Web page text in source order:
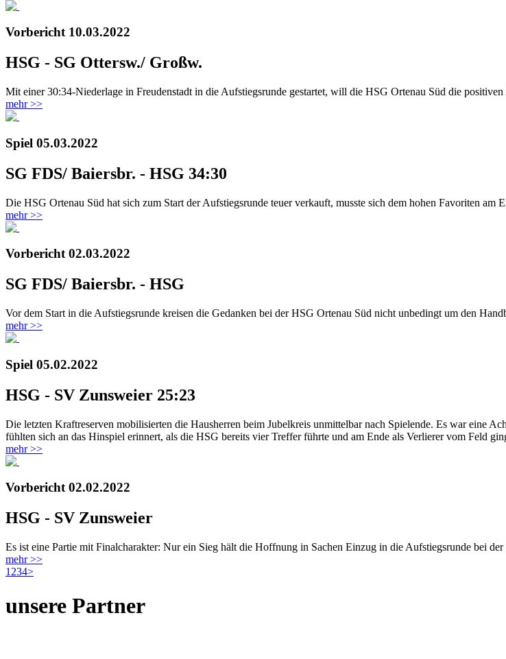
Vorbericht 10.03.2022
HSG - SG Ottersw./ Großw.
Mit einer 30:34-Niederlage in Freudenstadt in die Aufstiegsrunde gestartet, will die HSG Ortenau Süd die
mehr >>
Spiel 05.03.2022
SG FDS/ Baiersbr. - HSG 34:30
Die HSG Ortenau Süd hat sich zum Start der Aufstiegsrunde teuer verkauft, musste sich dem hohen Favoriten am
mehr >>
Vorbericht02.03.2022
SG FDS/ Baiersbr. - HSG
Vor dem Start in die Aufstiegsrunde kreisen die Gedanken bei der HSG Ortenau Süd nicht unbedingt um den
mehr >>
Spiel 05.02.2022
HSG - SV Zunsweier 25:23
Die letzten Kraftreserven mobilisierten die Hausherren beim Jubelkreis unmittelbar nach Spielende. Es war eine
fühlten sich an das Hinspiel erinnert, als die HSG bereits vier Treffer führte und am Ende als Verlierer vom Feld
mehr >>
Vorbericht02.02.2022
HSG - SV Zunsweier
Es ist eine Partie mit Finalcharakter: Nur ein Sieg hält die Hoffnung in Sachen Einzug in die Aufstiegsrunde bei
mehr >>
1 234>
unsere Partner